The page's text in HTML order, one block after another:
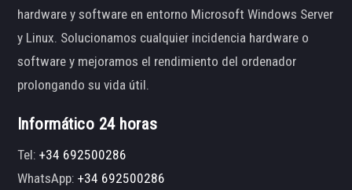
hardware y software en entorno Microsoft Windows Server
y Linux. Solucionamos cualquier incidencia hardware o
software y mejoramos el rendimiento del ordenador
prolongando su vida útil.
Informático 24 horas
Tel:+34 692500286
WhatsApp:+34 692500286